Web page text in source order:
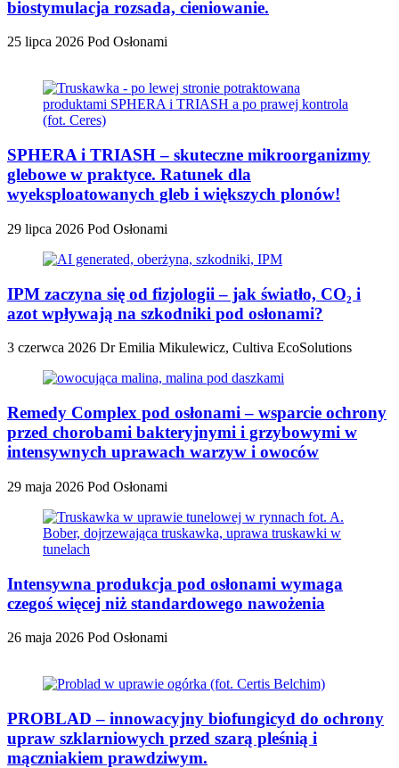
biostymulacja rozsada, cieniowanie.
25 lipca 2026 Pod Osłonami
SPHERA i TRIASH – skuteczne mikroorganizmy
glebowe w praktyce. Ratunek dla
wyeksploatowanych gleb i większych plonów!
29 lipca 2026 Pod Osłonami
IPM zaczyna się od fizjologii – jak światło, CO₂ i
azot wpływają na szkodniki pod osłonami?
3 czerwca 2026 Dr Emilia Mikulewicz, Cultiva EcoSolutions
Remedy Complex pod osłonami – wsparcie ochrony
przed chorobami bakteryjnymi i grzybowymi w
intensywnych uprawach warzyw i owoców
29 maja 2026 Pod Osłonami
Intensywna produkcja pod osłonami wymaga
czegoś więcej niż standardowego nawożenia
26 maja 2026 Pod Osłonami
PROBLAD – innowacyjny biofungicyd do ochrony
upraw szklarniowych przed szarą pleśnią i
mączniakiem prawdziwym.